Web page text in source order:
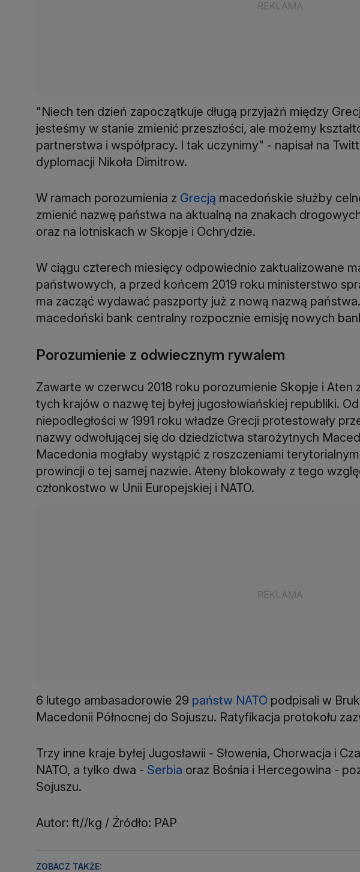
"Niech ten dzień zapoczątkuje długą przyjaźń między
jesteśmy w stanie zmienić przeszłości, ale możemy
partnerstwa i współpracy. I tak uczynimy" - napisał na
dyplomacji Nikoła Dimitrow.
W ramach porozumienia z Grecją macedońskie służby
zmienić nazwę państwa na aktualną na znakach
oraz na lotniskach w Skopje i Ochrydzie.
W ciągu czterech miesięcy odpowiednio zaktualizowane
państwowych, a przed końcem 2019 roku ministerstwo
ma zacząć wydawać paszporty już z nową nazwą
macedoński bank centralny rozpocznie emisję nowych
Porozumienie z odwiecznym rywalem
Zawarte w czerwcu 2018 roku porozumienie Skopje i Aten
tych krajów o nazwę tej byłej jugosłowiańskiej republiki.
niepodległości w 1991 roku władze Grecji protestowały
nazwy odwołującej się do dziedzictwa starożytnych
Macedonia mogłaby wystąpić z roszczeniami
prowincji o tej samej nazwie. Ateny blokowały z tego
członkostwo w Unii Europejskiej i NATO.
6 lutego ambasadorowie 29 państw NATO podpisali w
Macedonii Północnej do Sojuszu. Ratyfikacja protokołu
Trzy inne kraje byłej Jugosławii - Słowenia, Chorwacja i
NATO, a tylko dwa - Serbia oraz Bośnia i Hercegowina -
Sojuszu.
Autor: ft//kg / Źródło: PAP
ZOBACZ TAKŻE: